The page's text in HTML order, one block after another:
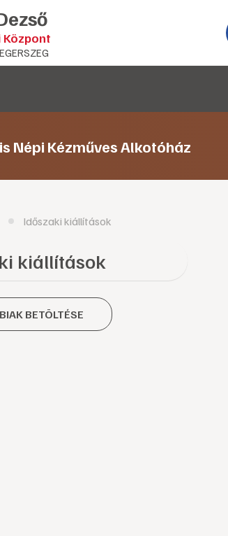
Központ
Népi Kézműves Alkotóház
Időszaki kiállítások
kiállítások
BETÖLTÉSE